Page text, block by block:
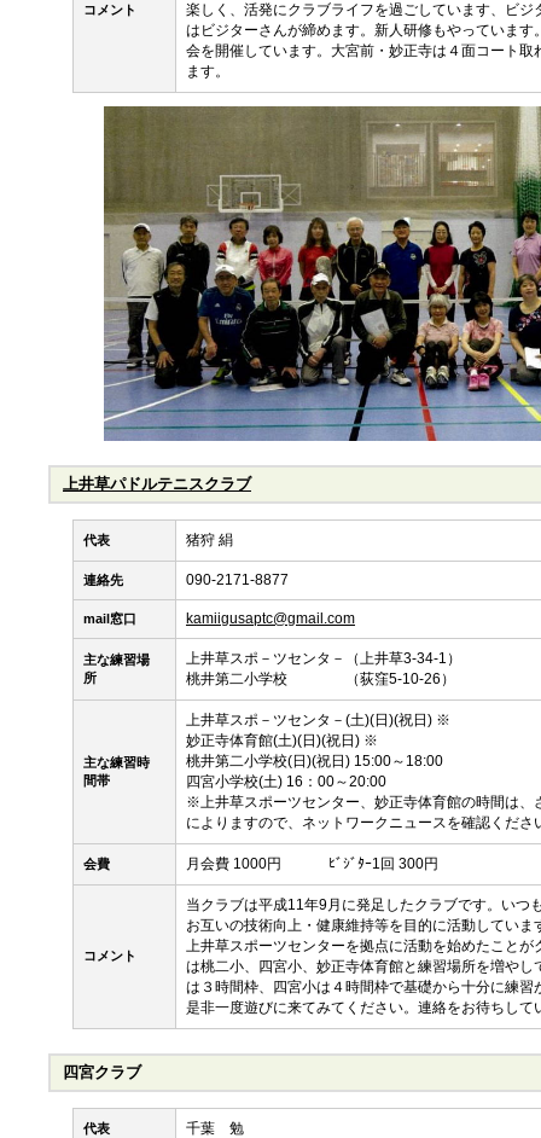
コメント
楽しく、活発にクラブライフを過ごしています、ビジ
はビジターさんが締めます。新人研修もやっています
会を開催しています。大宮前・妙正寺は４面コート取
ます。
上井草パドルテニスクラブ
代表 猪狩 絹
連絡先 090-2171-8877
mail窓口 kamiigusaptc@gmail.com
主な練習場
所
上井草スポ－ツセンタ－（上井草3-34-1）
桃井第二小学校 （荻窪5-10-26）
主な練習時
間帯
上井草スポ－ツセンタ－(土)(日)(祝日) ※
妙正寺体育館(土)(日)(祝日) ※
桃井第二小学校(日)(祝日) 15:00～18:00
四宮小学校(土) 16：00～20:00
※上井草スポーツセンター、妙正寺体育館の時間は、
によりますので、ネットワークニュースを確認くだ
会費 月会費 1000円 ﾋﾞｼﾞﾀｰ1回 300円
コメント
当クラブは平成11年9月に発足したクラブです。いつ
お互いの技術向上・健康維持等を目的に活動していま
上井草スポーツセンターを拠点に活動を始めたことが
は桃二小、四宮小、妙正寺体育館と練習場所を増やし
は３時間枠、四宮小は４時間枠で基礎から十分に練習
是非一度遊びに来てみてください。連絡をお待ちして
四宮クラブ
代表 千葉 勉